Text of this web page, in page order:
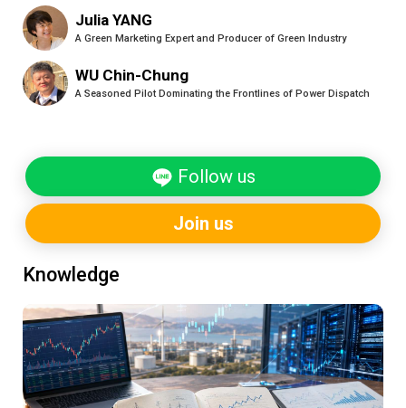
Julia YANG
A Green Marketing Expert and Producer of Green Industry
WU Chin-Chung
A Seasoned Pilot Dominating the Frontlines of Power Dispatch
Follow us
Join us
Knowledge